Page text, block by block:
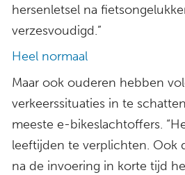
hersenletsel na
verzesvoudigd.”
Heel normaal
Maar ook ouderen hebben
verkeerssituaties in te
meeste e-bikeslachtoffers.
leeftijden te verplichten. Ook
na de invoering in korte tijd